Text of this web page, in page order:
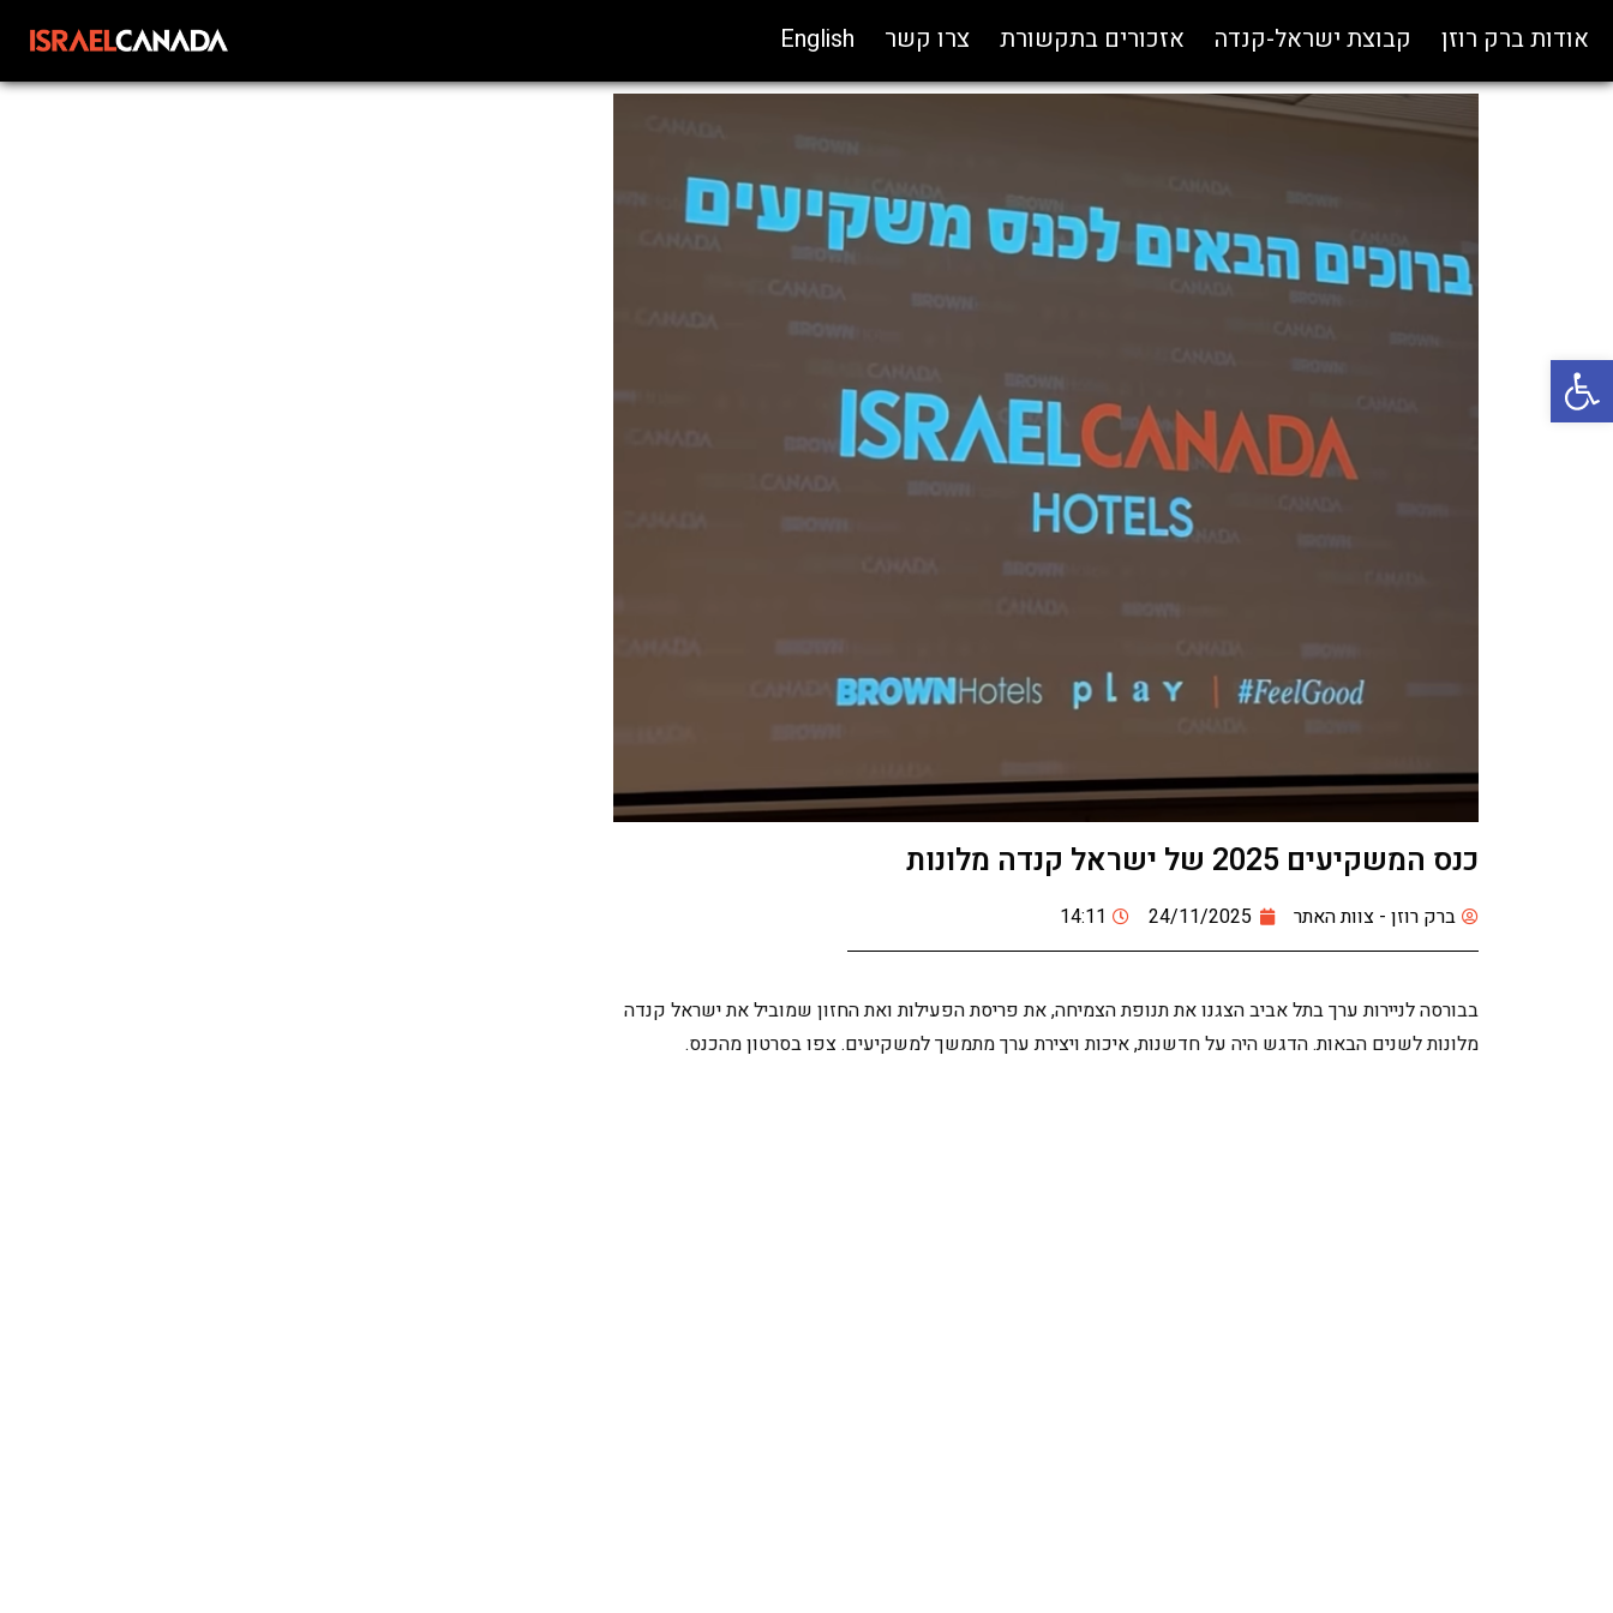
פתח סרגל נגישות
אודות ברק רוזן קבוצת ישראל-קנדה אזכורים בתקשורת צרו קשר English
כנס המשקיעים 2025 של ישראל קנדה מלונות
ברק רוזן - צוות האתר 24/11/2025
14:11
בבורסה לניירות ערך בתל אביב הצגנו את תנופת הצמיחה, את פריסת הפעילות ואת החזון שמוביל את ישראל קנדה
מלונות לשנים הבאות. הדגש היה על חדשנות, איכות ויצירת ערך מתמשך למשקיעים. צפו בסרטון מהכנס.